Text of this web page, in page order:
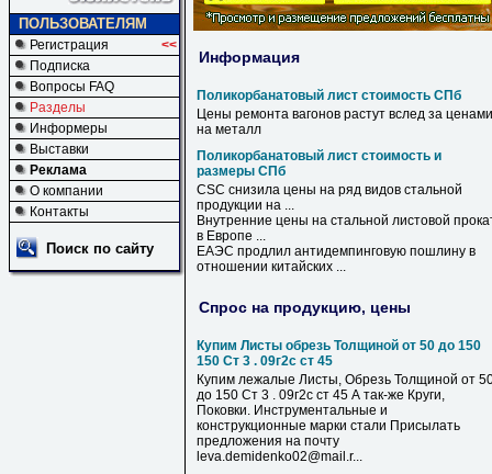
ПОЛЬЗОВАТЕЛЯМ
Регистрация
<<
Подписка
Вопросы FAQ
Разделы
Информеры
Выставки
Реклама
О компании
Контакты
Поиск по сайту
Информация
Поликорбанатовый лист стоимость СПб
Цены ремонта вагонов растут вслед за ценами
на металл
Поликорбанатовый лист стоимость и
размеры СПб
CSC снизила цены на ряд видов стальной
продукции на ...
Внутренние цены на стальной листовой
в Европе ...
ЕАЭС продлил антидемпинговую пошлину в
отношении китайских ...
Спрос на продукцию, цены
Купим Листы обрезь Толщиной от 50 до 150
150 Ст 3 . 09г2с ст 45
Купим лежалые Листы, Обрезь Толщиной от
до 150 Ст 3 . 09г2с ст 45 А так-же Круги,
Поковки. Инструментальные и
конструкционные марки стали Присылать
предложения на почту
leva.demidenko02@mail.r...